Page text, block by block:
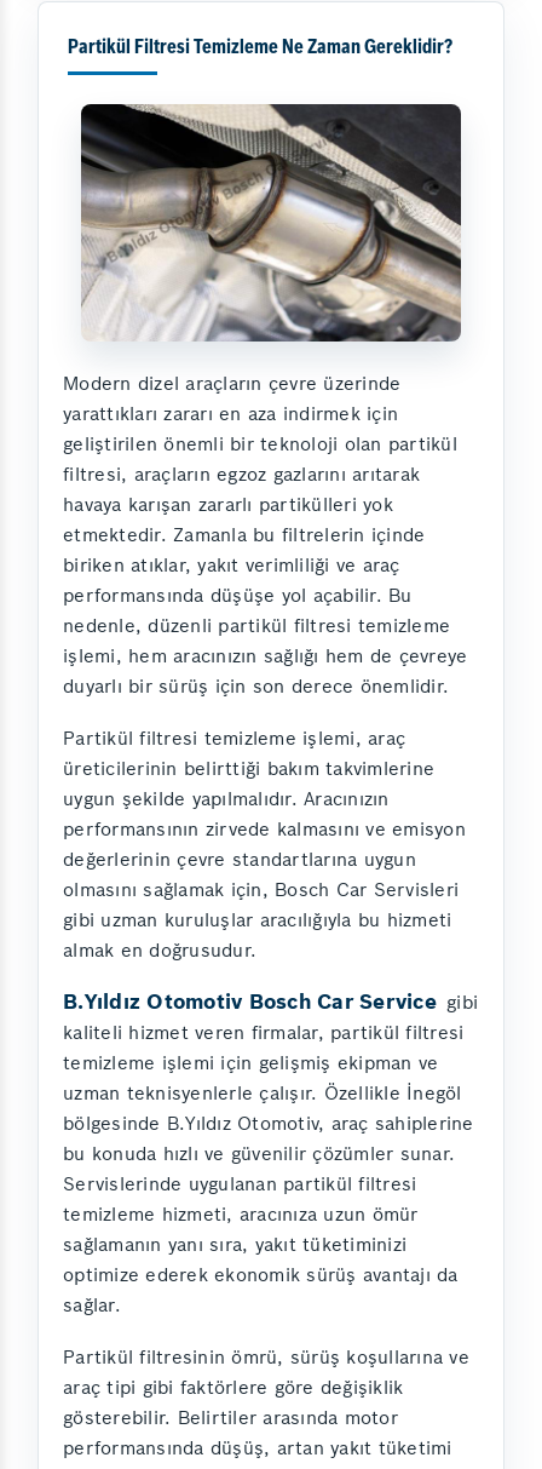
Partikül Filtresi Temizleme Ne Zaman Gereklidir?
Modern dizel araçların çevre üzerinde
yarattıkları zararı en aza indirmek için
geliştirilen önemli bir teknoloji olan partikül
filtresi, araçların egzoz gazlarını arıtarak
havaya karışan zararlı partikülleri yok
etmektedir. Zamanla bu filtrelerin içinde
biriken atıklar, yakıt verimliliği ve araç
performansında düşüşe yol açabilir. Bu
nedenle, düzenli partikül filtresi temizleme
işlemi, hem aracınızın sağlığı hem de çevreye
duyarlı bir sürüş için son derece önemlidir.
Partikül filtresi temizleme işlemi, araç
üreticilerinin belirttiği bakım takvimlerine
uygun şekilde yapılmalıdır. Aracınızın
performansının zirvede kalmasını ve emisyon
değerlerinin çevre standartlarına uygun
olmasını sağlamak için, Bosch Car Servisleri
gibi uzman kuruluşlar aracılığıyla bu hizmeti
almak en doğrusudur.
B.Yıldız Otomotiv Bosch Car Service gibi
kaliteli hizmet veren firmalar, partikül filtresi
temizleme işlemi için gelişmiş ekipman ve
uzman teknisyenlerle çalışır. Özellikle İnegöl
bölgesinde B.Yıldız Otomotiv, araç sahiplerine
bu konuda hızlı ve güvenilir çözümler sunar.
Servislerinde uygulanan partikül filtresi
temizleme hizmeti, aracınıza uzun ömür
sağlamanın yanı sıra, yakıt tüketiminizi
optimize ederek ekonomik sürüş avantajı da
sağlar.
Partikül filtresinin ömrü, sürüş koşullarına ve
araç tipi gibi faktörlere göre değişiklik
gösterebilir. Belirtiler arasında motor
performansında düşüş, artan yakıt tüketimi